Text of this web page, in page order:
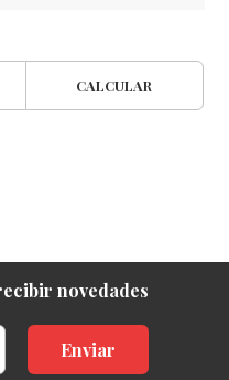
CALCULAR
novedades
Enviar